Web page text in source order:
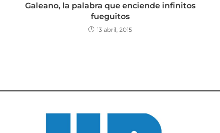
Galeano, la palabra que enciende infinitos
fueguitos
13 abril, 2015